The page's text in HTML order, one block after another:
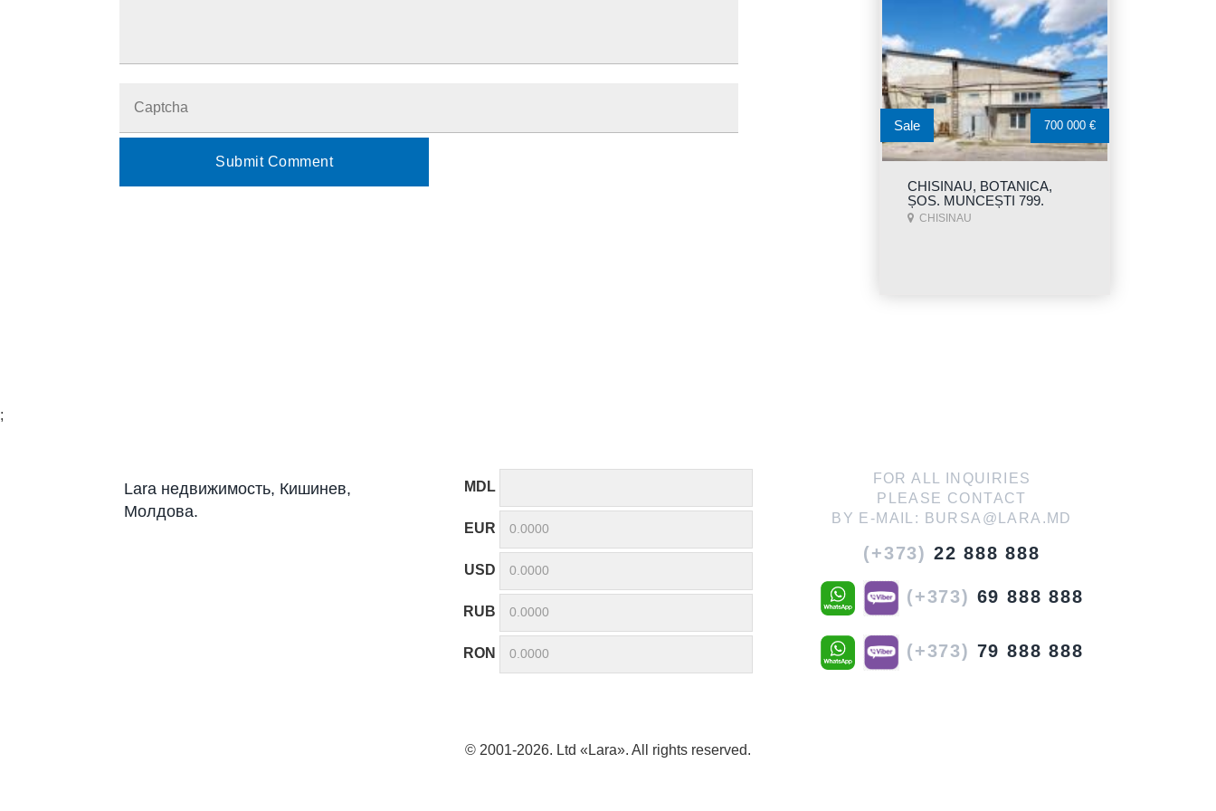
CHISINAU, BOTANICA,
ȘOS. MUNCEȘTI 799.
CHISINAU
Sale 700 000 €
;
Lara недвижимость, Кишинев,
Молдова.
MDL
EUR
USD
RUB
RON
FOR ALL INQUIRIES
PLEASE CONTACT
BY E-MAIL:
BURSA@LARA.MD
(+373) 22 888 888
(+373) 69 888 888
(+373) 79 888 888
© 2001-2026. Ltd «Lara». All rights reserved.